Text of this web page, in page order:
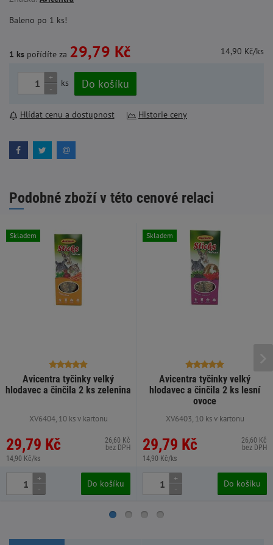
Baleno po 1 ks!
1 ks pořídíte za 29,79 Kč 14,90 Kč/ks
+
-
ks Do košíku
Hlídat cenu a dostupnost Historie ceny
Podobné zboží v této cenové relaci
Avicentra tyčinky velký
hlodavec a činčila 2 ks zelenina
XV6404, 10 ks v kartonu
29,79 Kč
14,90 Kč/ks
26,60 Kč
bez DPH
Skladem
+
-
Do košíku
Avicentra tyčinky velký
hlodavec a činčila 2 ks lesní
ovoce
XV6403, 10 ks v kartonu
29,79 Kč
14,90 Kč/ks
26,60 Kč
bez DPH
Skladem
+
-
Do košíku